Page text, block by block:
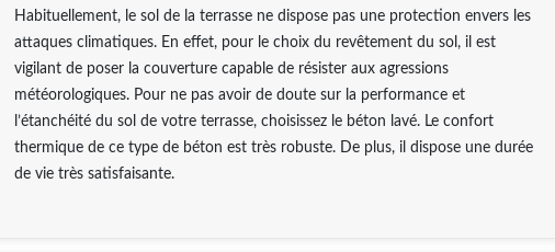
Habituellement, le sol de la terrasse ne dispose pas une protection envers les
attaques climatiques. En effet, pour le choix du revêtement du sol, il est
vigilant de poser la couverture capable de résister aux agressions
météorologiques. Pour ne pas avoir de doute sur la performance et
l’étanchéité du sol de votre terrasse, choisissez le béton lavé. Le confort
thermique de ce type de béton est très robuste. De plus, il dispose une durée
de vie très satisfaisante.